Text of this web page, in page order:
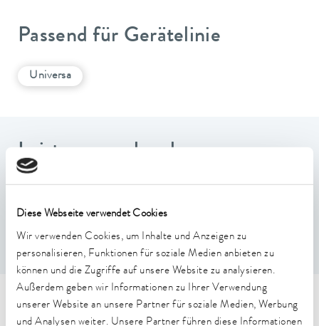
Diese Webseite verwendet Cookies
Wir verwenden Cookies, um Inhalte und Anzeigen zu
personalisieren, Funktionen für soziale Medien anbieten zu
können und die Zugriffe auf unsere Website zu analysieren.
Außerdem geben wir Informationen zu Ihrer Verwendung
unserer Website an unsere Partner für soziale Medien, Werbung
und Analysen weiter. Unsere Partner führen diese Informationen
Passend für Gerätelinie
Universa
Leistungsmerkmale
Baddeckel aus Edelstahl.
Wärmeverluste/Verdunstung zu reduzieren.
passend für U 12, U 1225, U 1245, U 20, U 2040
Technische Merkmale (nach